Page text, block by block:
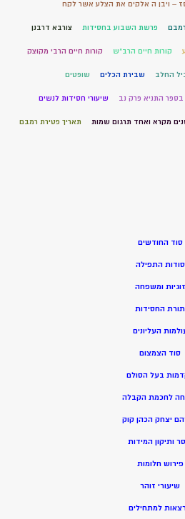
– ויבן ה אלקים את הצלע אשר לקח
פרשת השבוע בחסידות צורבא דרבנן
קורות חיים הרב"ש קורות חיים הרבי מקוצק
החלב שבירת הכלים שופטים
בספר התניא פרק נב שיעורי חסידות לנשים
מקרא ואחד תרגום שמות תאריך פטירת רמבם
סוד החודשים
סודות התפילה
זוגיות ומשפחה
תורת החסידות
העליונים
סוד הצמצום
בעל הסולם
לחכמת הקבלה
יצחק הכהן קוק
ותיקון המידות
פירוש חלומות
שיעורי זוהר
למתחילים